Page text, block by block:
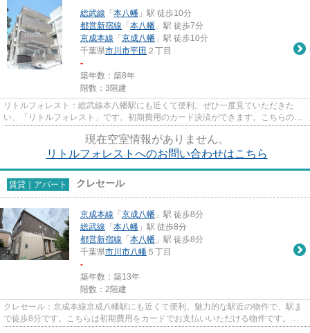
総武線 「 本八幡 」駅 徒歩10分
都営新宿線 「 本八幡 」駅 徒歩7分
京成本線 「 京成八幡 」駅 徒歩10分
千葉県市川市平田 ２丁目
-
築年数：築8年
階数：3階建
リトルフォレスト：総武線本八幡駅にも近くて便利。ぜひ一度見ていただきた
い、「リトルフォレスト」です。初期費用のカード決済ができます。こちらの物
現在空室情報がありません。
リトルフォレストへのお問い合わせはこちら
賃貸｜アパート クレセール
京成本線 「 京成八幡 」駅 徒歩8分
総武線 「 本八幡 」駅 徒歩8分
都営新宿線 「 本八幡 」駅 徒歩8分
千葉県市川市八幡 ５丁目
-
築年数：築13年
階数：2階建
クレセール：京成本線京成八幡駅にも近くて便利。魅力的な駅近の物件で、駅ま
で徒歩8分です。こちらは初期費用をカードでお支払いいただける物件です。周